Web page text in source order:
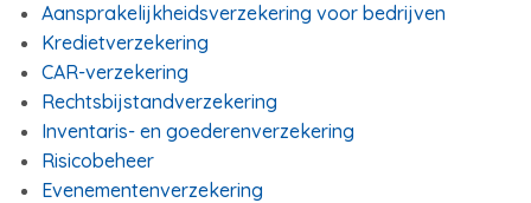
Aansprakelijkheidsverzekering voor bedrijven
Kredietverzekering
CAR-verzekering
Rechtsbijstandverzekering
Inventaris- en goederenverzekering
Risicobeheer
Evenementenverzekering